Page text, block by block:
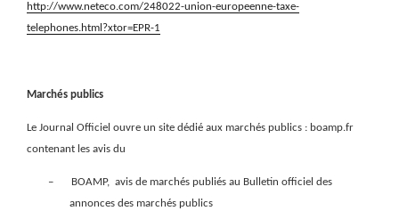
http://www.neteco.com/248022-union-europeenne-taxe-
telephones.html?xtor=EPR-1
Marchés publics
Le Journal Officiel ouvre un site dédié aux marchés publics : boamp.fr
contenant les avis du
– BOAMP, avis de marchés publiés au Bulletin officiel des
annonces des marchés publics